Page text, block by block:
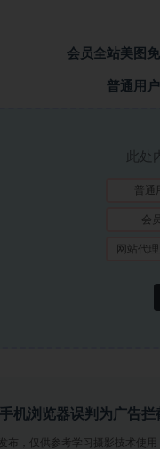
会员全站美图
普通用
此
普
会
网站代
机浏览器误判为广告
布，仅供参考学习摄影技术使